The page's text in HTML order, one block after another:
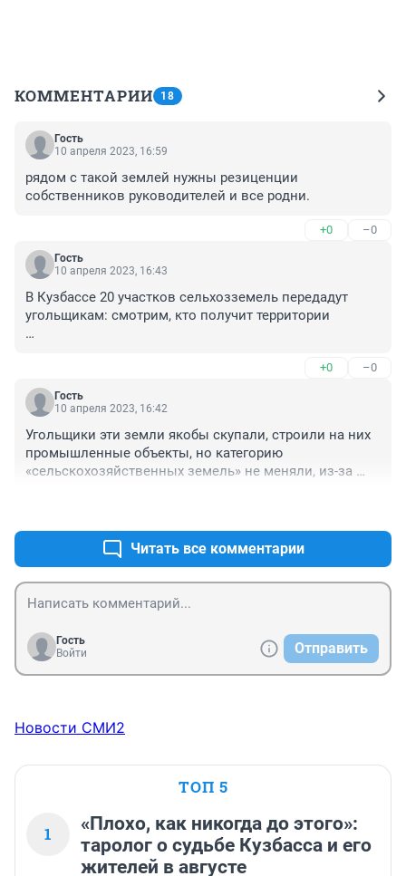
КОММЕНТАРИИ 18
Гость
10 апреля 2023, 16:59
рядом с такой землей нужны резиценции
собственников руководителей и все родни.
+0 –0
Гость
10 апреля 2023, 16:43
В Кузбассе 20 участков сельхозземель передадут
угольщикам: смотрим, кто получит территории
+0 –0
Гость
10 апреля 2023, 16:42
Угольщики эти земли якобы скупали, строили на них
промышленные объекты, но категорию
«сельскохозяйственных земель» не меняли, из-за
А как так незаконно вели деятельность? Что думает
Читать все комментарии
Гость
Войти
Отправить
Новости СМИ2
ТОП 5
1
«Плохо, как никогда до этого»:
таролог о судьбе Кузбасса и его
жителей в августе